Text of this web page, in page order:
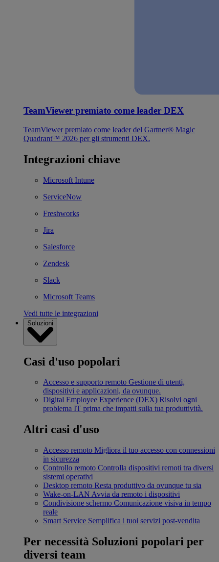
TeamViewer premiato come leader DEX
TeamViewer premiato come leader del Gartner® Magic
Quadrant™ 2026 per gli strumenti DEX.
Integrazioni chiave
Microsoft Intune
ServiceNow
Freshworks
Jira
Salesforce
Zendesk
Slack
Microsoft Teams
Vedi tutte le integrazioni
Soluzioni
Casi d'uso popolari
Accesso e supporto remoto Gestione di utenti,
dispositivi e applicazioni, da ovunque.
Digital Employee Experience (DEX) Risolvi ogni
problema IT prima che impatti sulla tua produttività.
Altri casi d'uso
Accesso remoto Migliora il tuo accesso con connessioni
in sicurezza
Controllo remoto Controlla dispositivi remoti tra diversi
sistemi operativi
Desktop remoto Resta produttivo da ovunque tu sia
Wake-on-LAN Avvia da remoto i dispositivi
Condivisione schermo Comunicazione visiva in tempo
reale
Smart Service Semplifica i tuoi servizi post-vendita
Per necessità Soluzioni popolari per
diversi team